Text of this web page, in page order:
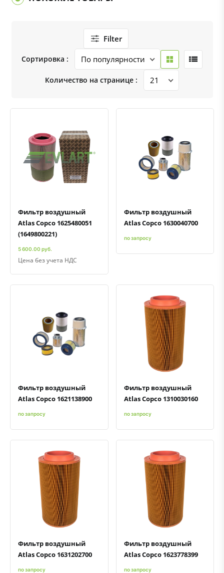
Filter
Сортировка :
Количество на странице :
Быстрый просмотр
Добавить к сравнению
Добавить в избранное
Фильтр воздушный
Atlas Copco 1625480051
(1649800221)
5 600.00 руб.
Цена без учета НДС
Быстрый просмотрДобавить к сравнению
Добавить в избранное
Фильтр воздушный
Atlas Copco 1630040700
по запросу
Быстрый просмотрДобавить к сравнению
Добавить в избранное
Фильтр воздушный
Atlas Copco 1621138900
по запросу
Быстрый просмотрДобавить к сравнению
Добавить в избранное
Фильтр воздушный
Atlas Copco 1310030160
по запросу
Быстрый просмотрДобавить к сравнению
Добавить в избранное
Фильтр воздушный
Atlas Copco 1631202700
по запросу
Быстрый просмотрДобавить к сравнению
Добавить в избранное
Фильтр воздушный
Atlas Copco 1623778399
по запросу